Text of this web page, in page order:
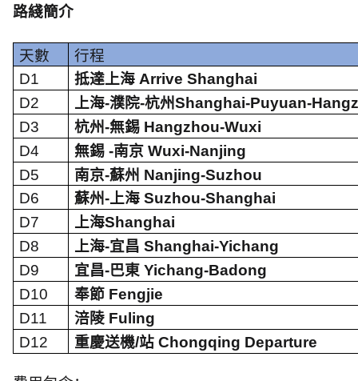
路綫簡介
天數
行程
D1
抵達上海Arrive Shanghai
D2
上海-濮院-杭州Shanghai-Puyuan-
D3
杭州-無錫 Hangzhou-Wuxi
D4
無錫-南京 Wuxi-Nanjing
D5
南京-蘇州 Nanjing-Suzhou
D6
蘇州-上海 Suzhou-Shanghai
D7
上海Shanghai
D8
上海-宜昌 Shanghai-Yichang
D9
宜昌-巴東Yichang-Badong
D10
奉節 Fengjie
D11
涪陵 Fuling
D12
重慶送機/站 Chongqing Departure